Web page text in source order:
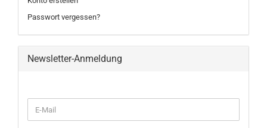
Passwort vergessen?
Newsletter-Anmeldung